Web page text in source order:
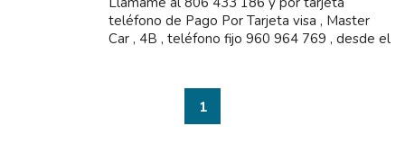
teléfono de Pago Por Tarjeta visa , Master
Car , 4B , teléfono fijo 960 964 769 , desde el
1